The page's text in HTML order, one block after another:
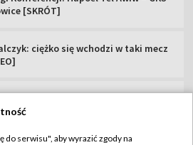
potencjalni rywale Polaków. Jest
kluby w europejskich pucharach.
do serwisu", aby wyrazić zgody na